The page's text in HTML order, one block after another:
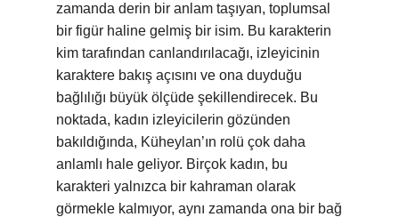
zamanda derin bir anlam taşıyan, toplumsal
bir figür haline gelmiş bir isim. Bu karakterin
kim tarafından canlandırılacağı, izleyicinin
karaktere bakış açısını ve ona duyduğu
bağlılığı büyük ölçüde şekillendirecek. Bu
noktada, kadın izleyicilerin gözünden
bakıldığında, Küheylan’ın rolü çok daha
anlamlı hale geliyor. Birçok kadın, bu
karakteri yalnızca bir kahraman olarak
görmekle kalmıyor, aynı zamanda ona bir bağ